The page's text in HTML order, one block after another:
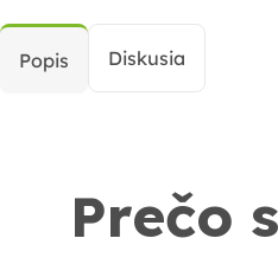
Popis Diskusia
Prečo